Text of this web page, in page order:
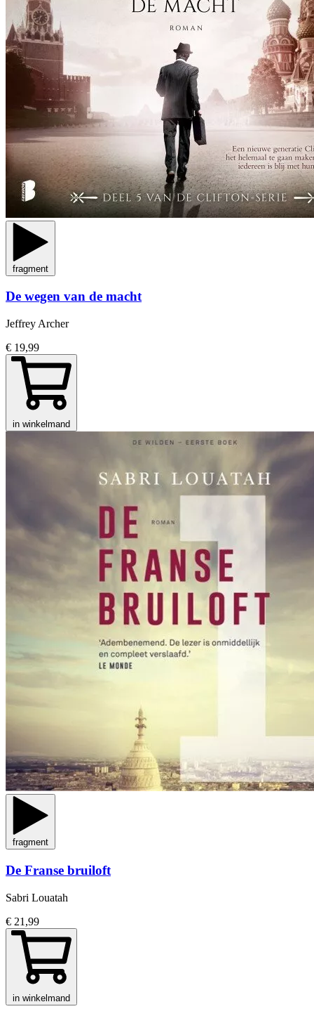
fragment
De wegen van de macht
Jeffrey Archer
€ 19,99
in winkelmand
fragment
De Franse bruiloft
Sabri Louatah
€ 21,99
in winkelmand